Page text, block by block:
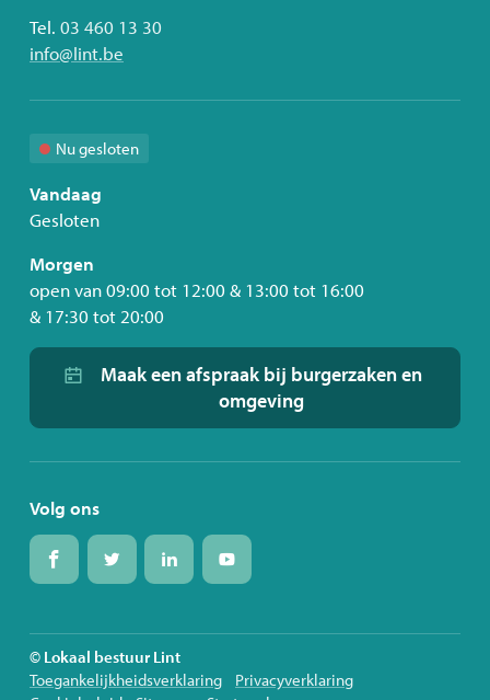
Tel. 03 460 13 30
E-
info@lint.be
Nu gesloten
Vandaag
Gesloten
Morgen
open van09:00 tot 12:00 & 13:00 tot 16:00
& 17:30 tot 20:00
Maak een afspraak bij burgerzaken en
omgeving
Volg ons
Volg
ons
Volg
ons
Volg
ons
Volg
ons
© Lokaal bestuur Lint
Toegankelijkheidsverklaring
Privacyverklaring